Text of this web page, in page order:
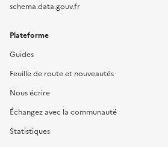
schema.data.gouv.fr
Plateforme
Guides
Feuille de route et nouveautés
Nous écrire
Échangez avec la communauté
Statistiques